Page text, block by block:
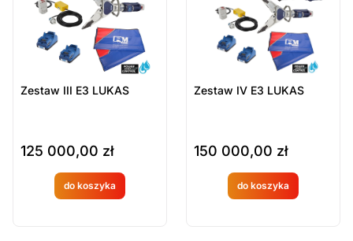
Zestaw III E3 LUKAS
125 000,00 zł
do koszyka
Produkt
Zestaw IV E3 LUKAS
150 000,00 zł
do koszyka
Produkt